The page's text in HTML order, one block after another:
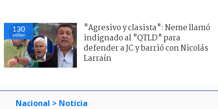
130
visitas
"Agresivo y clasista": Neme llamó
indignado al "QTLD" para
defender a JC y barrió con Nicolás
Larraín
Nacional > Noticia